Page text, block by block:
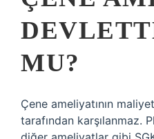
MU?
Çene ameliyatının
tarafından karşılanmaz.